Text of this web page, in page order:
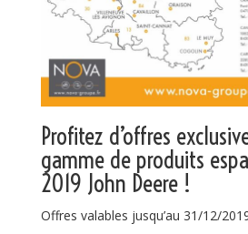
Profitez d’offres
gamme de produits
2019 John Deere !
Offres valables jusqu’au 31/12/